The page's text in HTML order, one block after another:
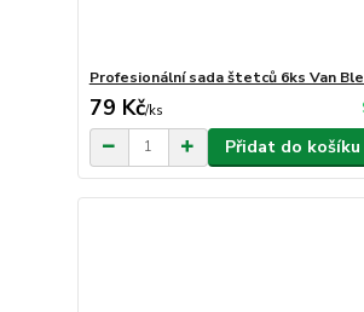
Profesionální sada štetců 6ks Van
79 Kč/ks
Přidat do košíku